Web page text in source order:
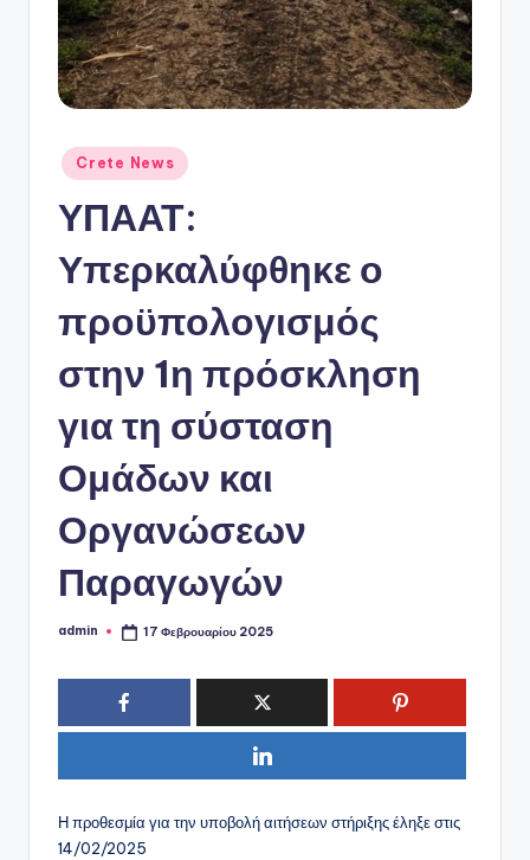
P
o
Αναρτήθηκε
σε
Crete News
ΥΠΑΑΤ:
Υπερκαλύφθηκε ο
προϋπολογισμός
στην 1η πρόσκληση
για τη σύσταση
Ομάδων και
Οργανώσεων
Παραγωγών
Συγγραφέας:
admin 17 Φεβρουαρίου 2025
Η προθεσμία για την υποβολή αιτήσεων στήριξης έληξε στις
14/02/2025